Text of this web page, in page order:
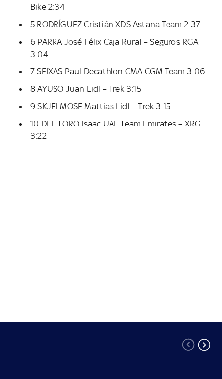
Bike 2:34
5 RODRÍGUEZ Cristián XDS Astana Team 2:37
6 PARRA José Félix Caja Rural – Seguros RGA
3:04
7 SEIXAS Paul Decathlon CMA CGM Team 3:06
8 AYUSO Juan Lidl – Trek 3:15
9 SKJELMOSE Mattias Lidl – Trek 3:15
10 DEL TORO Isaac UAE Team Emirates – XRG
3:22